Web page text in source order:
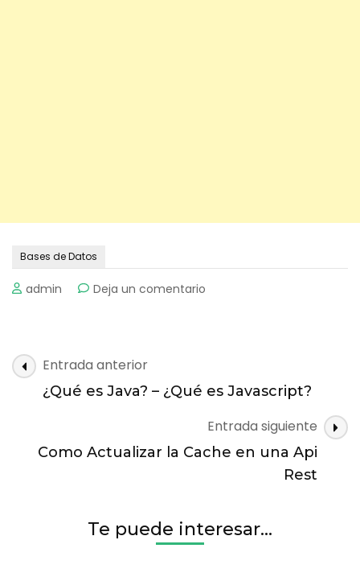
Bases de Datos
admin Deja un comentario
Navegación
de
Entrada anterior
¿Qué es Java? – ¿Qué es Javascript?
Entrada siguiente
Como Actualizar la Cache en una Api
Rest
Te puede interesar...